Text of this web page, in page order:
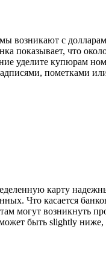
возникают с
показывает, что
уделите купюрам
пометками
карту
Что касается
могут возникнуть
быть slightly